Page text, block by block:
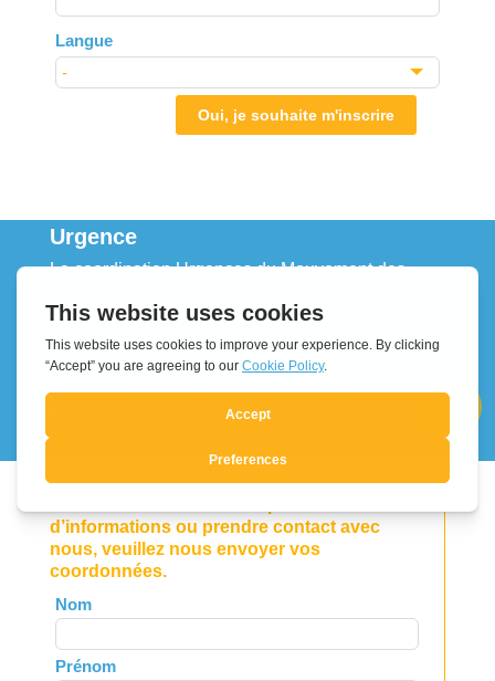
Langue
Oui, je souhaite m'inscrire
Urgence
La coordination Urgences du Mouvement des
collecte de fonds:
Urgence sismique au Venezuela
d’informations ou prendre contact avec
nous, veuillez nous envoyer vos
coordonnées.
Leave
this
field
blank
Nom
Prénom